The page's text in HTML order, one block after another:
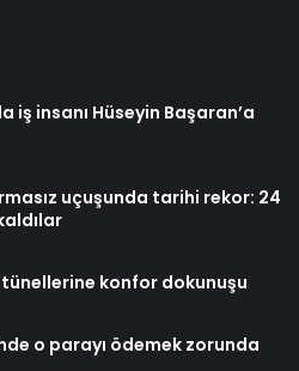
iş insanı Hüseyin Başaran’a
uçuşunda tarihi rekor: 24
konfor dokunuşu
o parayı ödemek zorunda